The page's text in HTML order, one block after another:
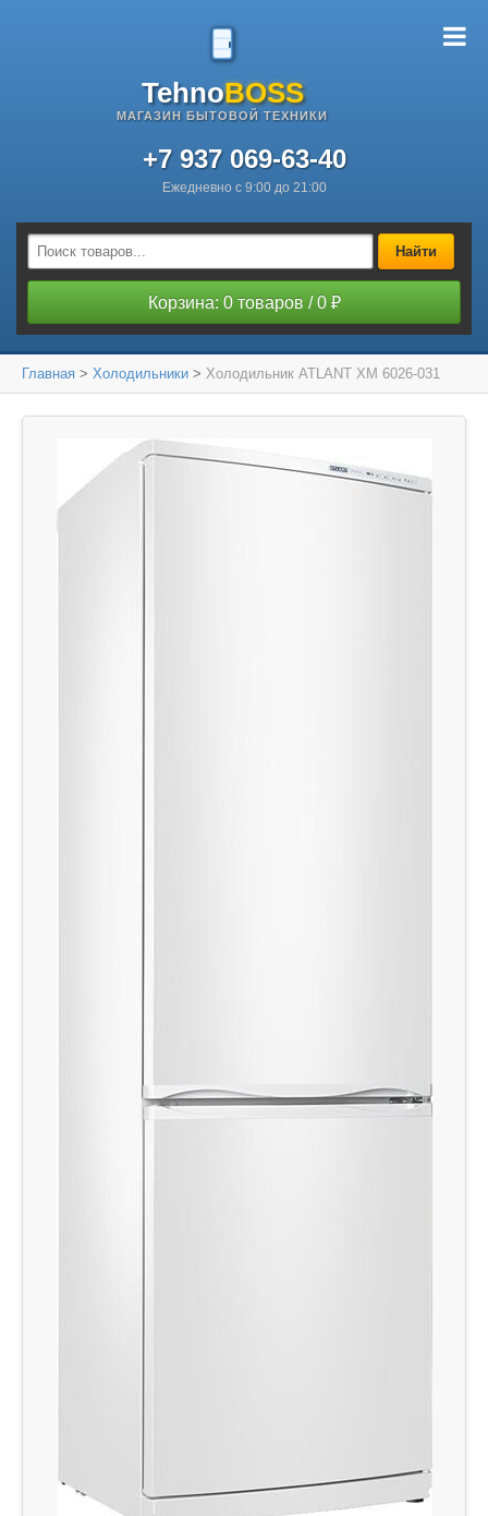
TehnoBOSS
МАГАЗИН БЫТОВОЙ ТЕХНИКИ
+7 937 069-63-40
Ежедневно с 9:00 до 21:00
Найти
Корзина: 0 товаров / 0 ₽
Главная > Холодильники > Холодильник ATLANT ХМ 6026-031